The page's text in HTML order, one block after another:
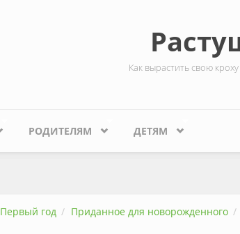
Как вырастить свою
РОДИТЕЛЯМ ДЕТЯМ
Первый год Приданное для новорожденного